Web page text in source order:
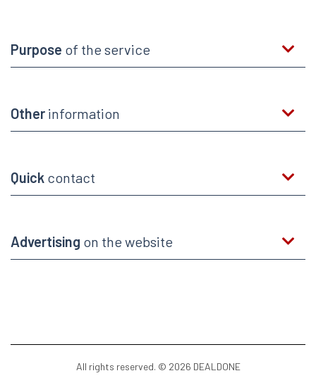
Purpose of the service
Other information
Quick contact
Advertising on the website
All rights reserved. © 2026 DEALDONE